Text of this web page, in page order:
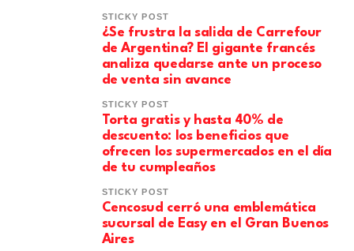
STICKY POST
¿Se frustra la salida de Carrefour
de Argentina? El gigante francés
analiza quedarse ante un proceso
de venta sin avance
STICKY POST
Torta gratis y hasta 40% de
descuento: los beneficios que
ofrecen los supermercados en el día
de tu cumpleaños
STICKY POST
Cencosud cerró una emblemática
sucursal de Easy en el Gran Buenos
Aires